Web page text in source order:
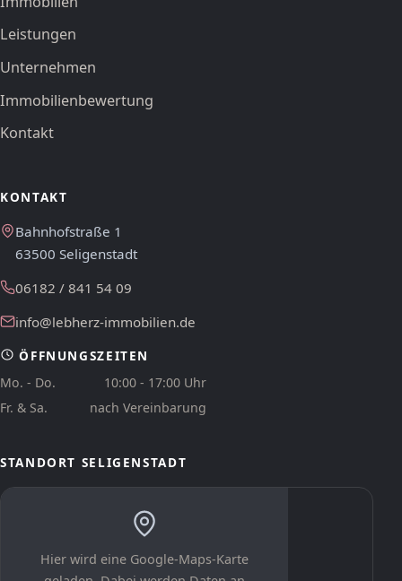
Leistungen
Unternehmen
Immobilienbewertung
Kontakt
KONTAKT
Bahnhofstraße 1
63500 Seligenstadt
06182 / 841 54 09
info@lebherz-immobilien.de
ÖFFNUNGSZEITEN
Mo. - Do.
10:00 - 17:00 Uhr
Fr. & Sa.
nach Vereinbarung
STANDORT SELIGENSTADT
Hier wird eine Google-Maps-Karte